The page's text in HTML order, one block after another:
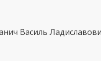
Василь